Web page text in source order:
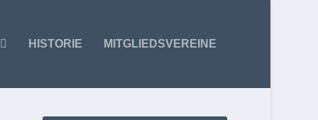
HISTORIE MITGLIEDSVEREINE